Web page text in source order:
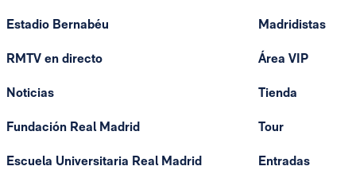
Estadio Bernabéu
RMTV en directo
Noticias
Fundación Real Madrid
Escuela Universitaria Real Madrid
Madridistas
Área VIP
Tienda
Tour
Entradas